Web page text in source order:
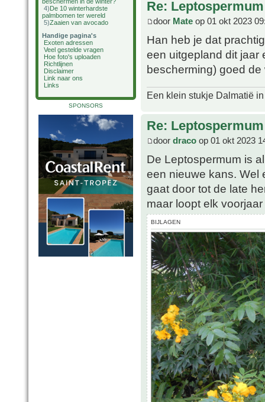
4)De 10 winterhardste
palmbomen ter wereld
5)Zaaien van avocado
Handige pagina's
Exoten adressen
Veel gestelde vragen
Hoe foto's uploaden
Richtlijnen
Disclaimer
Link naar ons
Links
SPONSORS
Re:
door Mate op 01 okt 2023
Han heb je dat
een uitgepland dit jaar
bescherming) goed
Een klein stukje Dalmatië
Re:
door draco op 01 okt 2023
De Leptospermum is
een nieuwe kans. Wel
gaat door tot de late
maar loopt elk
BIJLAGEN